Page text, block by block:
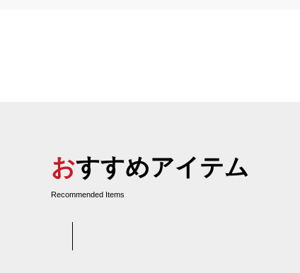
おすすめアイテム
Recommended Items